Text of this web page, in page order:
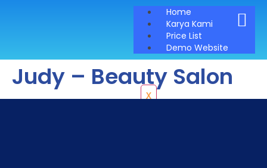
Home
Karya Kami
Price List
Demo Website
X
Judy – Beauty Salon